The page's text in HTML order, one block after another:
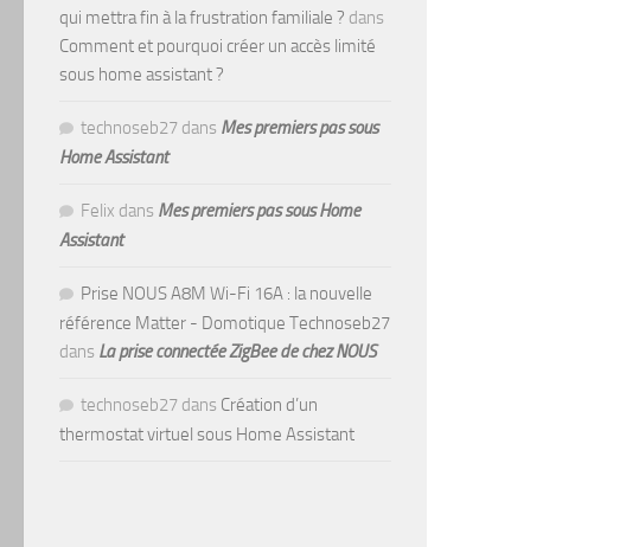
qui mettra fin à la frustration familiale ? dans
Comment et pourquoi créer un accès limité
sous home assistant ?
technoseb27 dans Mes premiers pas sous
Home Assistant
Felix dans Mes premiers pas sous Home
Assistant
Prise NOUS A8M Wi-Fi 16A : la nouvelle
référence Matter - Domotique Technoseb27
dans La prise connectée ZigBee de chez NOUS
technoseb27 dans Création d’un
thermostat virtuel sous Home Assistant